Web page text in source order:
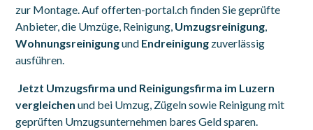
zur Montage. Auf offerten-portal.ch finden Sie geprüfte
Anbieter, die Umzüge, Reinigung, Umzugsreinigung
Wohnungsreinigungund Endreinigung zuverlässig
ausführen.
Jetzt Umzugsfirma und Reinigungsfirma im Luzern
vergleichen und bei Umzug, Zügeln sowie Reinigung mit
geprüften Umzugsunternehmen bares Geld sparen.